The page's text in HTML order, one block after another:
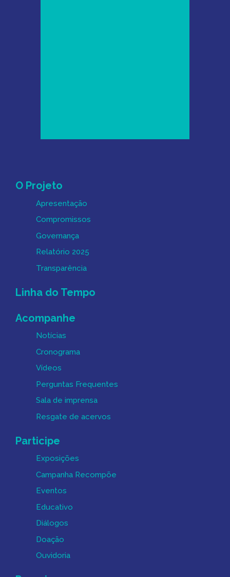
Mapa do Site
O Projeto
Apresentação
Compromissos
Governança
Relatório 2025
Transparência
Linha do Tempo
Acompanhe
Notícias
Cronograma
Vídeos
Perguntas Frequentes
Sala de imprensa
Resgate de acervos
Participe
Exposições
Campanha Recompõe
Eventos
Educativo
Diálogos
Doação
Ouvidoria